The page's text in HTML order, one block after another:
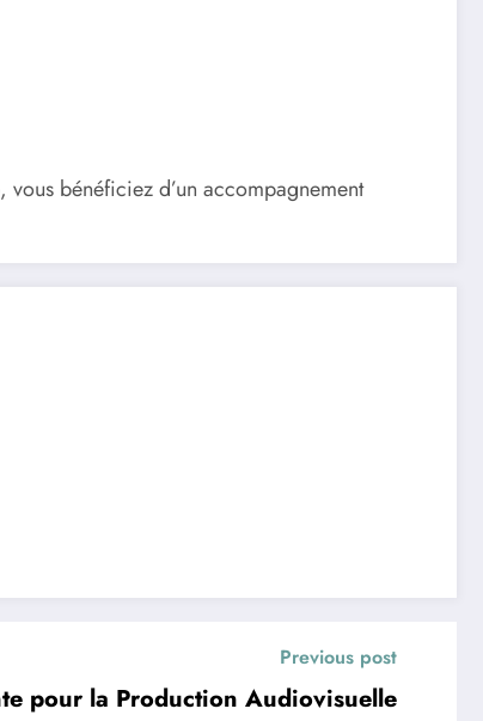
, vous bénéficiez d’un accompagnement
Previous post
pour la Production Audiovisuelle